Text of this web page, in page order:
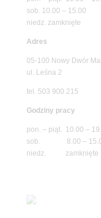
sob. 10.00 – 15.00
niedz. zamknięte
Adres
05-100 Nowy Dwór
ul. Leśna 2
tel. 503 900 215
Godziny pracy
pon. – piąt. 10.00 –
sob. 8.00 –
niedz. zamknięte